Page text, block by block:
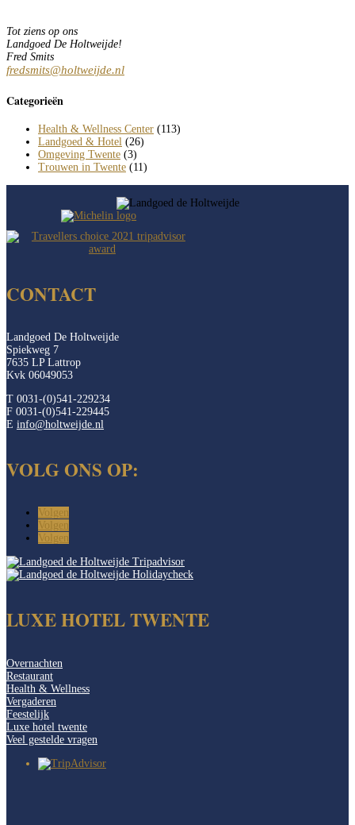
Tot ziens op ons
Landgoed De Holtweijde!
Fred Smits
fredsmits@holtweijde.nl
Categorieën
Health & Wellness Center (113)
Landgoed & Hotel (26)
Omgeving Twente (3)
Trouwen in Twente (11)
CONTACT
Landgoed De Holtweijde
Spiekweg 7
7635 LP Lattrop
Kvk 06049053
T 0031-(0)541-229234
F 0031-(0)541-229445
E info@holtweijde.nl
VOLG ONS OP:
Volgen
Volgen
Volgen
LUXE HOTEL TWENTE
Overnachten
Restaurant
Health & Wellness
Vergaderen
Feestelijk
Luxe hotel twente
Veel gestelde vragen